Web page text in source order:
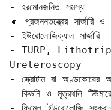
- হরমোনজনিত সমস্যা
🔸 প্রজননতন্ত্রের সার্জারি ও
- ইউরোলোজিক্যাল সার্জারি
- TURP,
Ureteroscopy
- স্ক্রোটাম বা অণ্ডকোষের
- কিডনি ও মূত্রথলি
- ফিমেল ইউরোলোজি